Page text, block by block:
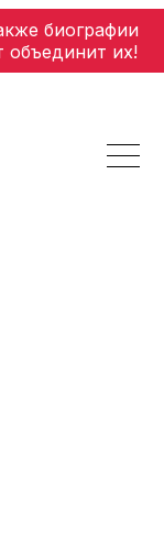
биографии
их!